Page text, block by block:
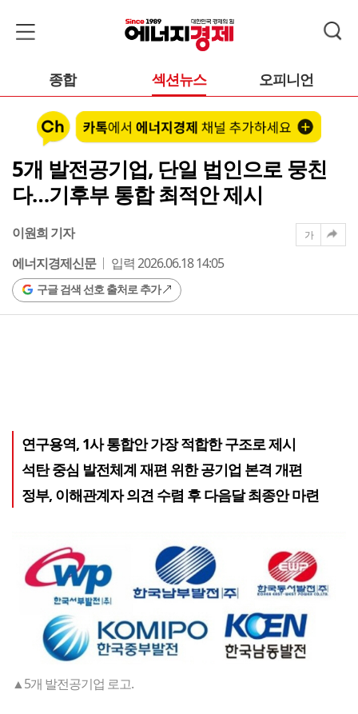
종합 섹션뉴스 오피니언
5개 발전공기업, 단일 법인으로 뭉친
다…기후부 통합 최적안 제시
이원희 기자
에너지경제신문
입력 2026.06.18 14:05
구글 검색 선호 출처로 추가
가
연구용역, 1사 통합안 가장 적합한 구조로 제시
석탄 중심 발전체계 재편 위한 공기업 본격 개편
정부, 이해관계자 의견 수렴 후 다음달 최종안 마련
▲5개 발전공기업 로고.